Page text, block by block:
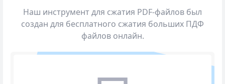
Наш инструмент для сжатия PDF-файлов был
создан для бесплатного сжатия больших ПДФ
файлов онлайн.